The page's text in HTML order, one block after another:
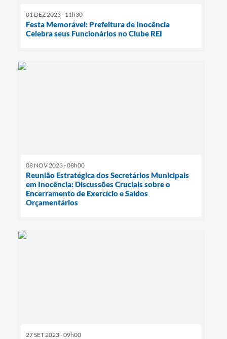
01 DEZ 2023 - 11h30
Festa Memorável: Prefeitura de Inocência
Celebra seus Funcionários no Clube REI
08 NOV 2023 - 08h00
Reunião Estratégica dos Secretários Municipais
em Inocência: Discussões Cruciais sobre o
Encerramento de Exercício e Saldos
Orçamentários
27 SET 2023 - 09h00